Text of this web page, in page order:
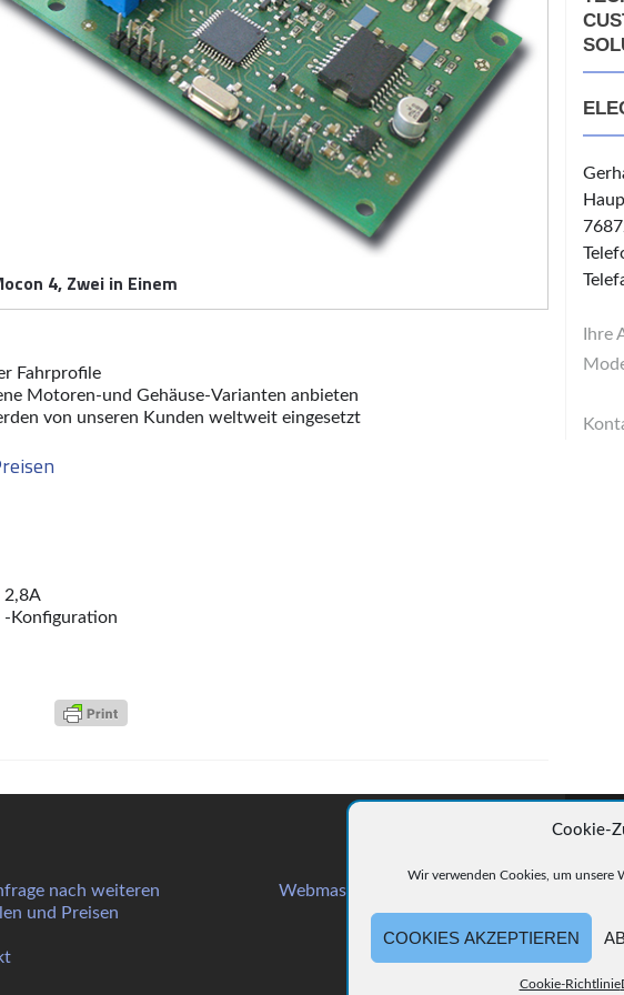
Cookie-
Wir verwenden Cookies, um unsere
COOKIES AKZEPTIEREN
Cookie-Richtlinie
4, Zwei in Einem
Fahrprofile
Motoren-und Gehäuse-Varianten anbieten
von unseren Kunden weltweit eingesetzt
2,8A
Konfiguration
Ihre
nach weiteren
und Preisen
Webmaster: grafik-design-weibel